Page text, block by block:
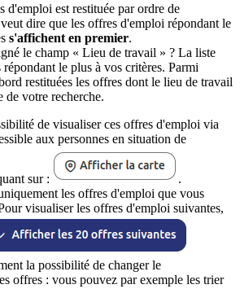
d'emploi est restituée par ordre de
dire que les offres d'emploi répondant le
s'affichent en premier.
le champ « Lieu de travail » ? La liste
le plus à vos critères. Parmi
restituées les offres dont le lieu de travail
de votre recherche.
de visualiser ces offres d'emploi via
aux personnes en situation de
sur :
.
les offres d'emploi que vous
visualiser les offres d'emploi suivantes,
la possibilité de changer le
offres : vous pouvez par exemple les trier